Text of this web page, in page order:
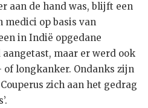
aan de hand was, blijft een
medici op basis van
in Indië opgedane
maar er werd ook
of longkanker. Ondanks zijn
zich aan het gedrag